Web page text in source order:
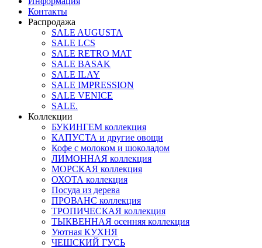
Контакты
Распродажа
SALE AUGUSTA
SALE LCS
SALE RETRO MAT
SALE BASAK
SALE ILAY
SALE IMPRESSION
SALE VENICE
SALE.
Коллекции
БУКИНГЕМ коллекция
КАПУСТА и другие овощи
Кофе с молоком и шоколадом
ЛИМОННАЯ коллекция
МОРСКАЯ коллекция
ОХОТА коллекция
Посуда из дерева
ПРОВАНС коллекция
ТРОПИЧЕСКАЯ коллекция
ТЫКВЕННАЯ осенняя коллекция
Уютная КУХНЯ
ЧЕШСКИЙ ГУСЬ